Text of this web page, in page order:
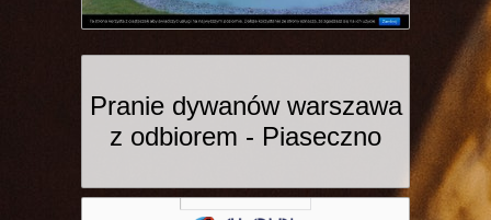
Pranie dywanów warszawa
z odbiorem - Piaseczno